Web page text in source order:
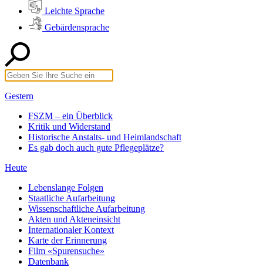
Leichte Sprache
Gebärdensprache
Gestern
FSZM – ein Überblick
Kritik und Widerstand
Historische Anstalts- und Heimlandschaft
Es gab doch auch gute Pflegeplätze?
Heute
Lebenslange Folgen
Staatliche Aufarbeitung
Wissenschaftliche Aufarbeitung
Akten und Akteneinsicht
Internationaler Kontext
Karte der Erinnerung
Film «Spurensuche»
Datenbank